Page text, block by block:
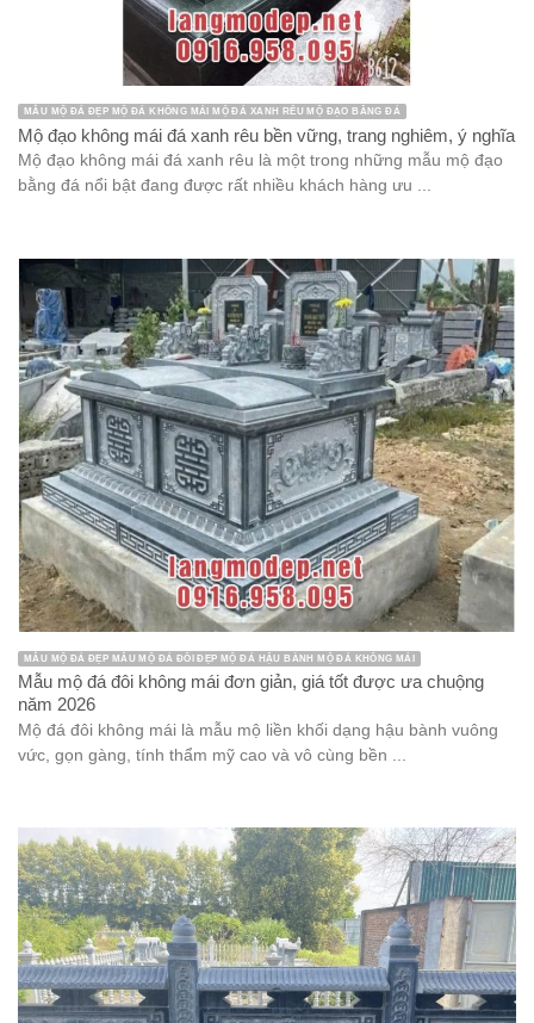
MẪU MỘ ĐÁ ĐẸP MỘ ĐÁ KHÔNG MÁI MỘ ĐÁ XANH RÊU MỘ ĐẠO BẰNG ĐÁ
Mộ đạo không mái đá xanh rêu bền vững, trang nghiêm, ý nghĩa
Mộ đạo không mái đá xanh rêu là một trong những mẫu mộ đạo
bằng đá nổi bật đang được rất nhiều khách hàng ưu ...
MẪU MỘ ĐÁ ĐẸP MẪU MỘ ĐÁ ĐÔI ĐẸP MỘ ĐÁ HẬU BÀNH MỘ ĐÁ KHÔNG MÁI
Mẫu mộ đá đôi không mái đơn giản, giá tốt được ưa chuộng
năm 2026
Mộ đá đôi không mái là mẫu mộ liền khối dạng hậu bành vuông
vức, gọn gàng, tính thẩm mỹ cao và vô cùng bền ...